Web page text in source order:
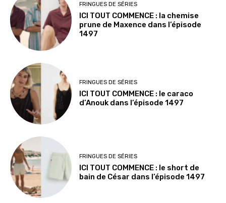
FRINGUES DE SÉRIES
ICI TOUT COMMENCE : la chemise
prune de Maxence dans l’épisode
1497
FRINGUES DE SÉRIES
ICI TOUT COMMENCE : le caraco
d’Anouk dans l’épisode 1497
FRINGUES DE SÉRIES
ICI TOUT COMMENCE : le short de
bain de César dans l’épisode 1497